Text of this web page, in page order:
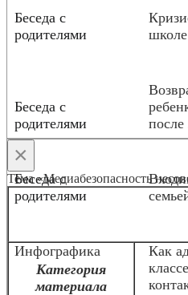
Беседа с
родителями
школе
Беседа с
родителями
после
Беседа с
родителями
Инфографика
Как
×
Тема «Медиабезопасность
Категория
материала